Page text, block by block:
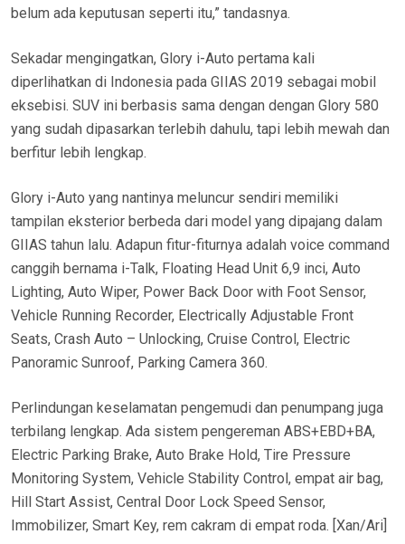
belum ada keputusan seperti itu,” tandasnya.
Sekadar mengingatkan, Glory i-Auto pertama kali
diperlihatkan di Indonesia pada GIIAS 2019 sebagai mobil
eksebisi. SUV ini berbasis sama dengan dengan Glory 580
yang sudah dipasarkan terlebih dahulu, tapi lebih mewah dan
berfitur lebih lengkap.
Glory i-Auto yang nantinya meluncur sendiri memiliki
tampilan eksterior berbeda dari model yang dipajang dalam
GIIAS tahun lalu. Adapun fitur-fiturnya adalah voice command
canggih bernama i-Talk, Floating Head Unit 6,9 inci, Auto
Lighting, Auto Wiper, Power Back Door with Foot Sensor,
Vehicle Running Recorder, Electrically Adjustable Front
Seats, Crash Auto – Unlocking, Cruise Control, Electric
Panoramic Sunroof, Parking Camera 360.
Perlindungan keselamatan pengemudi dan penumpang juga
terbilang lengkap. Ada sistem pengereman ABS+EBD+BA,
Electric Parking Brake, Auto Brake Hold, Tire Pressure
Monitoring System, Vehicle Stability Control, empat air bag,
Hill Start Assist, Central Door Lock Speed Sensor,
Immobilizer, Smart Key, rem cakram di empat roda. [Xan/Ari]